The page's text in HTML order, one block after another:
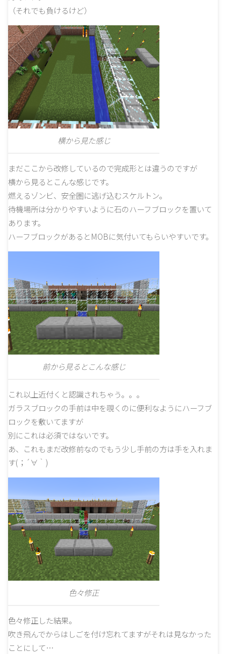
（それでも負けるけど）
横から見た感じ
まだここから改修しているので完成形とは違うのですが
横から見るとこんな感じです。
燃えるゾンビ、安全圏に逃げ込むスケルトン。
待機場所は分かりやすいように石のハーフブロックを置いて
あります。
ハーフブロックがあるとMOBに気付いてもらいやすいです。
前から見るとこんな感じ
これ以上近付くと認識されちゃう。。。
ガラスブロックの手前は中を覗くのに便利なようにハーフブ
ロックを敷いてますが
別にこれは必須ではないです。
あ、これもまだ改修前なのでもう少し手前の方は手を入れま
す(；´∀｀)
色々修正
色々修正した結果。
吹き飛んでからはしごを付け忘れてますがそれは見なかった
ことにして…